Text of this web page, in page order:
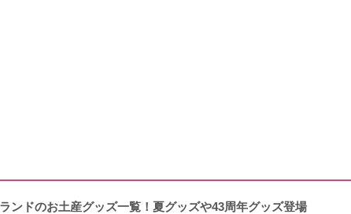
ンドのお土産グッズ一覧！夏グッズや43周年グッズ登場